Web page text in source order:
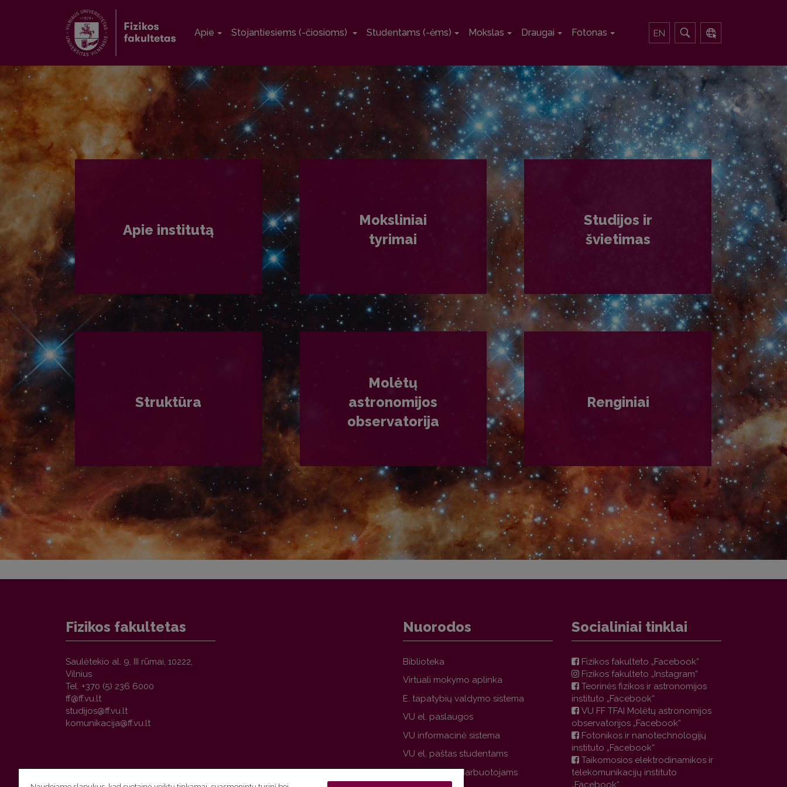
Apie Stojantiesiems (-čiosioms) Studentams (-ėms) Mokslas Draugai Fotonas EN
Apie institutą
Moksliniai
tyrimai
Studijos ir
švietimas
Struktūra
Molėtų
astronomijos
observatorija
PLAČIAU
Renginiai
Fizikos fakultetas
Saulėtekio al. 9, III rūmai, 10222,
Vilnius
Tel. +370 (5) 236 6000
Nuorodos
Biblioteka
Virtuali mokymo aplinka
E. tapatybių valdymo sistema
VU el. paslaugos
VU informacinė sistema
VU el. paštas studentams
VU el. paštas darbuotojams
Socialiniai tinklai
Fizikos fakulteto „Facebook“
Fizikos fakulteto „Instagram“
Teorinės fizikos ir astronomijos
instituto „Facebook“
VU FF TFAI Molėtų astronomijos
observatorijos „Facebook“
Fotonikos ir nanotechnologijų
instituto „Facebook“
Taikomosios elektrodinamikos ir
telekomunikacijų instituto
„Facebook“